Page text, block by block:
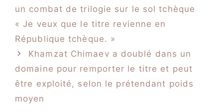
un combat de trilogie sur le sol tchèque
« Je veux que le titre revienne en
République tchèque. »
Khamzat Chimaev a doublé dans un
domaine pour remporter le titre et peut
être exploité, selon le prétendant poids
moyen